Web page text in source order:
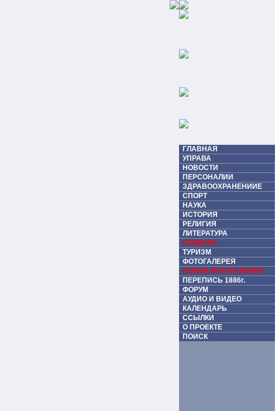
ГЛАВНАЯ
УПРАВА
НОВОСТИ
ПЕРСОНАЛИИ
ЗДРАВООХРАНЕНИИЕ
СПОРТ
НАУКА
ИСТОРИЯ
РЕЛИГИЯ
ЛИТЕРАТУРА
СЛОВАРЬ
ТУРИЗМ
ФОТОГАЛЕРЕЯ
НОВАЯ ФОТОГАЛЕРЕЯ
ПЕРЕПИСЬ 1886г.
ФОРУМ
АУДИО И ВИДЕО
КАЛЕНДАРЬ
ССЫЛКИ
О ПРОЕКТЕ
ПОИСК